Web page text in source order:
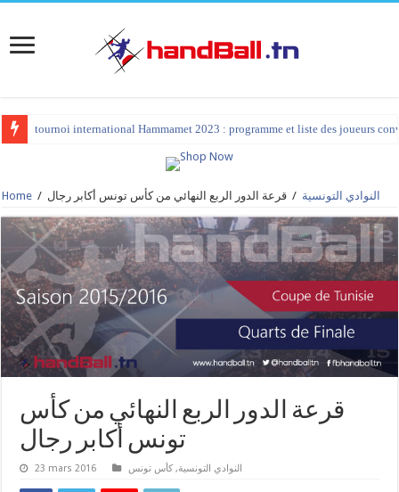
tournoi international Hammamet 2023 : programme et liste des joueurs
Home / النوادي التونسية / قرعة الدور الربع النهائي من كأس تونس أكابر رجال
قرعة الدور الربع النهائي من كأس
تونس أكابر رجال
23 mars 2016 النوادي التونسية, كأس تونس